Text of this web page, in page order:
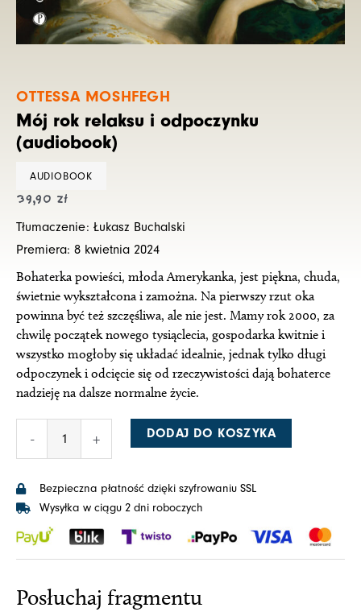
OTTESSA MOSHFEGH
Mój rok relaksu i odpoczynku
(audiobook)
AUDIOBOOK
39,90 zł
Tłumaczenie: Łukasz Buchalski
Premiera: 8 kwietnia 2024
Bohaterka powieści, młoda Amerykanka, jest piękna, chuda,
świetnie wykształcona i zamożna. Na pierwszy rzut oka
powinna być też szczęśliwa, ale nie jest. Mamy rok 2000, za
chwilę początek nowego tysiąclecia, gospodarka kwitnie i
wszystko mogłoby się układać idealnie, jednak tylko długi
odpoczynek i odcięcie się od rzeczywistości dają bohaterce
nadzieję na dalsze normalne życie.
-
relaksu
i
odpoczynku
(audiobook)
+ DODAJ DO KOSZYKA
Bezpieczna płatność dzięki szyfrowaniu SSL
Wysyłka w ciągu 2 dni roboczych
Posłuchaj fragmentu